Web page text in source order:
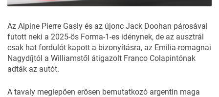
Az Alpine Pierre Gasly és az újonc Jack Doohan párosával
futott neki a 2025-ös Forma-1-es idénynek, de az ausztrál
csak hat fordulót kapott a bizonyításra, az Emilia-romagnai
Nagydíjtól a Williamstől átigazolt Franco Colapintónak
adták az autót.
A tavaly meglepően erősen bemutatkozó argentin maga